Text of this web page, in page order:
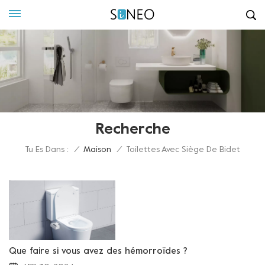
Recherche
Tu Es Dans : / Maison / Toilettes Avec Siège De Bidet
Que faire si vous avez des hémorroïdes ?